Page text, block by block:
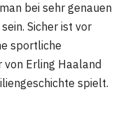
bei sehr genauen
Sicher ist vor
sportliche
Erling Haaland
spielt.